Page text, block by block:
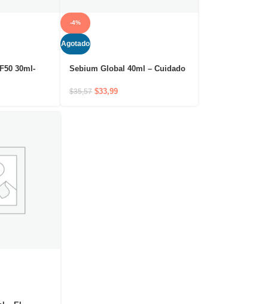
30ml-
sensible
-4%
Agotado
Sebium Global 40ml – Cuidado
previene la recurrencia del acné
$35,57 $33,99